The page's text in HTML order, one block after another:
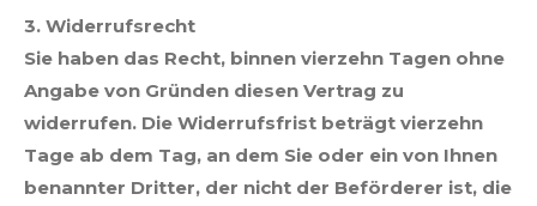
3. Widerrufsrecht
Sie haben das Recht, binnen vierzehn Tagen ohne
Angabe von Gründen diesen Vertrag zu
widerrufen. Die Widerrufsfrist beträgt vierzehn
Tage ab dem Tag, an dem Sie oder ein von Ihnen
benannter Dritter, der nicht der Beförderer ist, die